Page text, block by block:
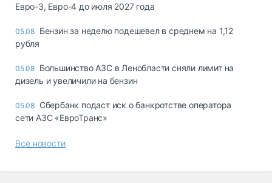
Евро-3, Евро-4 до июля 2027 года
05.08 Бензин за неделю подешевел в среднем на 1,12
рубля
05.08 Большинство АЗС в Ленобласти сняли лимит на
дизель и увеличили на бензин
05.08 Сбербанк подаст иск о банкротстве оператора
сети АЗС «ЕвроТранс»
Все новости